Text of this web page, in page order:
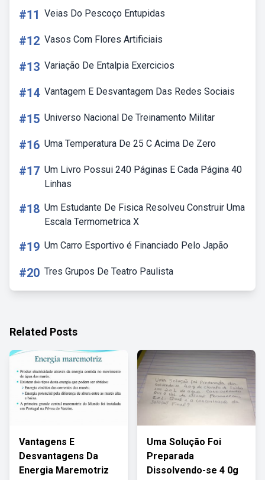
#11 Veias Do Pescoço Entupidas
#12 Vasos Com Flores Artificiais
#13 Variação De Entalpia Exercicios
#14 Vantagem E Desvantagem Das Redes Sociais
#15 Universo Nacional De Treinamento Militar
#16 Uma Temperatura De 25 C Acima De Zero
#17 Um Livro Possui 240 Páginas E Cada Página 40
Linhas
#18 Um Estudante De Fisica Resolveu Construir Uma
Escala Termometrica X
#19 Um Carro Esportivo é Financiado Pelo Japão
#20 Tres Grupos De Teatro Paulista
Related Posts
Vantagens E
Desvantagens Da
Energia Maremotriz
Uma Solução Foi
Preparada
Dissolvendo-se 4 0g